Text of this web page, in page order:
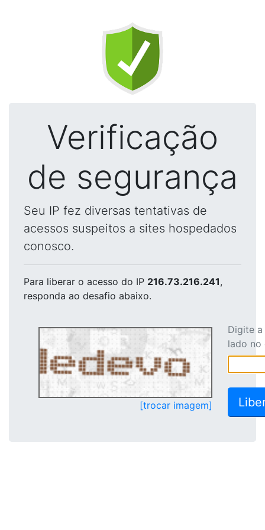
Verificação
de segurança
Seu IP fez diversas tentativas de
acessos suspeitos a sites hospedados
conosco.
Para liberar o acesso do IP 216.73.216.241,
responda ao desafio abaixo.
[trocar imagem]
Digite
lado no